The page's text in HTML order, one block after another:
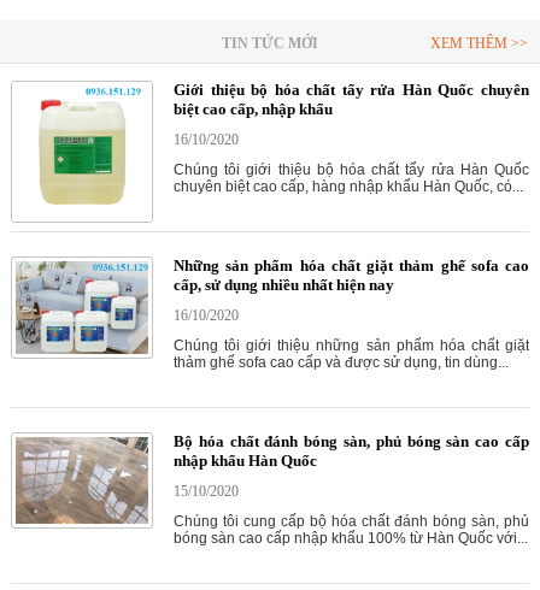
TIN TỨC MỚI XEM THÊM >>
Giới thiệu bộ hóa chất tẩy rửa Hàn Quốc chuyên
biệt cao cấp, nhập khẩu
16/10/2020
Chúng tôi giới thiệu bộ hóa chất tẩy rửa Hàn Quốc
chuyên biệt cao cấp, hàng nhập khẩu Hàn Quốc, có...
Những sản phẩm hóa chất giặt thảm ghế sofa cao
cấp, sử dụng nhiều nhất hiện nay
16/10/2020
Chúng tôi giới thiệu những sản phẩm hóa chất giặt
thảm ghế sofa cao cấp và được sử dụng, tin dùng...
Bộ hóa chất đánh bóng sàn, phủ bóng sàn cao cấp
nhập khẩu Hàn Quốc
15/10/2020
Chúng tôi cung cấp bộ hóa chất đánh bóng sàn, phủ
bóng sàn cao cấp nhập khẩu 100% từ Hàn Quốc với...